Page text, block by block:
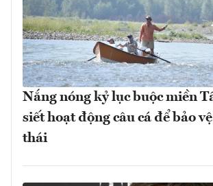
Nắng nóng kỷ lục buộc miền
siết hoạt động câu cá để bảo
thái